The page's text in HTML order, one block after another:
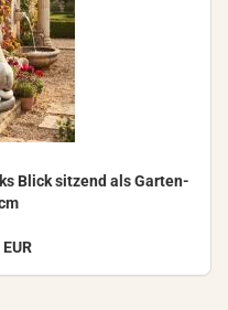
Blick sit­zend als Gar­ten­